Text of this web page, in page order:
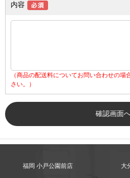
内容
（商品の配送料についてお問い合わせの
さい。）
福岡 小戸公園前店 大